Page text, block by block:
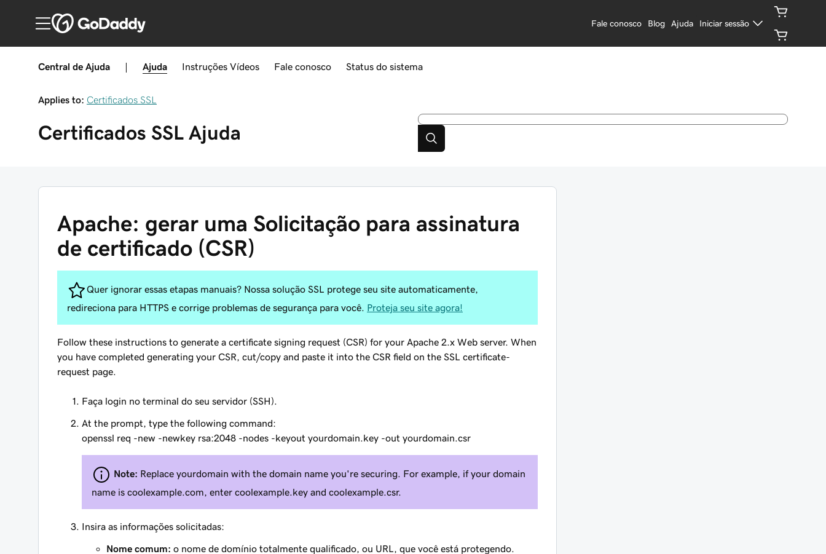
Fale conosco Blog Ajuda Iniciar sessão
Central de Ajuda Ajuda Instruções Vídeos Fale conosco Status do sistema
Applies to: Certificados SSL
Certificados SSL Ajuda
Apache: gerar uma Solicitação para assinatura
de certificado (CSR)
Quer ignorar essas etapas manuais? Nossa solução SSL protege seu site automaticamente,
redireciona para HTTPS e corrige problemas de segurança para você. Proteja seu site agora!
Follow these instructions to generate a certificate signing request (CSR) for your Apache 2.x Web server. When
you have completed generating your CSR, cut/copy and paste it into the CSR field on the SSL certificate-
request page.
Faça login no terminal do seu servidor (SSH).
At the prompt, type the following command:
openssl req -new -newkey rsa:2048 -nodes -keyout yourdomain .key -out yourdomain .csr
Note: Replace yourdomain with the domain name you're securing. For example, if your domain
name is coolexample.com , enter coolexample .key and coolexample .csr.
Insira as informações solicitadas:
Nome comum: o nome de domínio totalmente qualificado, ou URL, que você está protegendo.